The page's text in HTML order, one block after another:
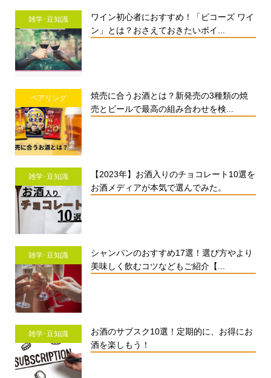
雑学･豆知識
ワイン初心者におすすめ！「ビコーズ ワイ
ン」とは？おさえておきたいポイ...
ペアリング
焼売に合うお酒とは？新発売の3種類の焼
売とビールで最高の組み合わせを検...
雑学･豆知識
【2023年】お酒入りのチョコレート10選を
お酒メディアが本気で選んでみた。
雑学･豆知識
シャンパンのおすすめ17選！選び方やより
美味しく飲むコツなどもご紹介【...
雑学･豆知識
お酒のサブスク10選！定期的に、お得にお
酒を楽しもう！